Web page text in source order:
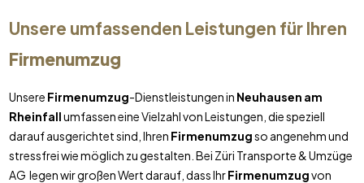
Unsere umfassenden Leistungen für Ihren
Firmenumzug
Unsere Firmenumzug-Dienstleistungen in Neuhausen am
Rheinfallumfassen eine Vielzahl von Leistungen, die speziell
darauf ausgerichtet sind, Ihren Firmenumzugso angenehm und
stressfrei wie möglich zu gestalten. Bei Züri Transporte & Umzüge
AG legen wir großen Wert darauf, dass IhrFirmenumzugvon